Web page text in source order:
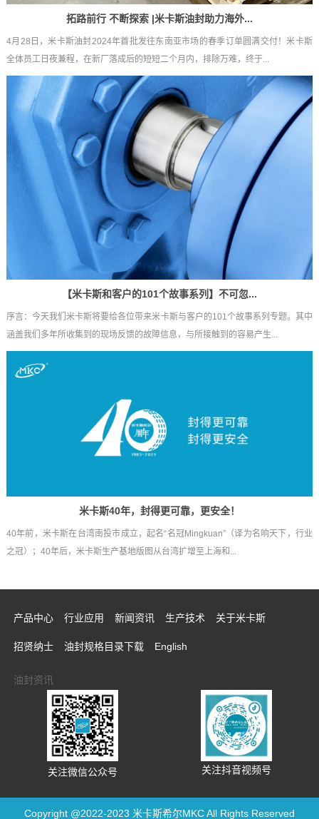
拓路前行 不断探索 |米卡斯油封助力海外...
4月28日，米卡斯油封2024年首批发往东南亚市场的春季订单圆满交付！米卡斯
全体员工日夜兼程，在新厂落成后的短短二个月内，排除万难，终于...
【米卡斯和客户的101个故事系列】不可忽...
序言：今天我们米卡斯将要给各位带来米卡斯与客户的101个故事系列专题。其中
涵盖我们多年所收集到的现场反馈的故障信息，与所接触到的容易产生...
米卡斯40年，封得更可靠，更安全！
40年前，米卡斯在台湾南投市成立，起名“名冠Mingkuan”（译为名响天下，行业
之冠）；40年后，米卡斯生产基地版图从台湾扩增至上海和...
产品中心 行业应用 新闻资讯 生产技术 关于米卡斯
招贤纳士 油封规格目录下载 English
油封资讯
关注微信公众号 关注抖音视频号
Copyright @2022-2023 米卡斯希尔MKC All Rights Reserved